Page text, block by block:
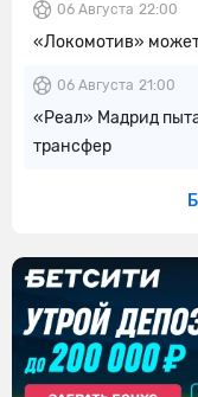
06 Августа 22:00
«Локомотив»
06 Августа 21:00
«Реал» Мадрид
трансфер